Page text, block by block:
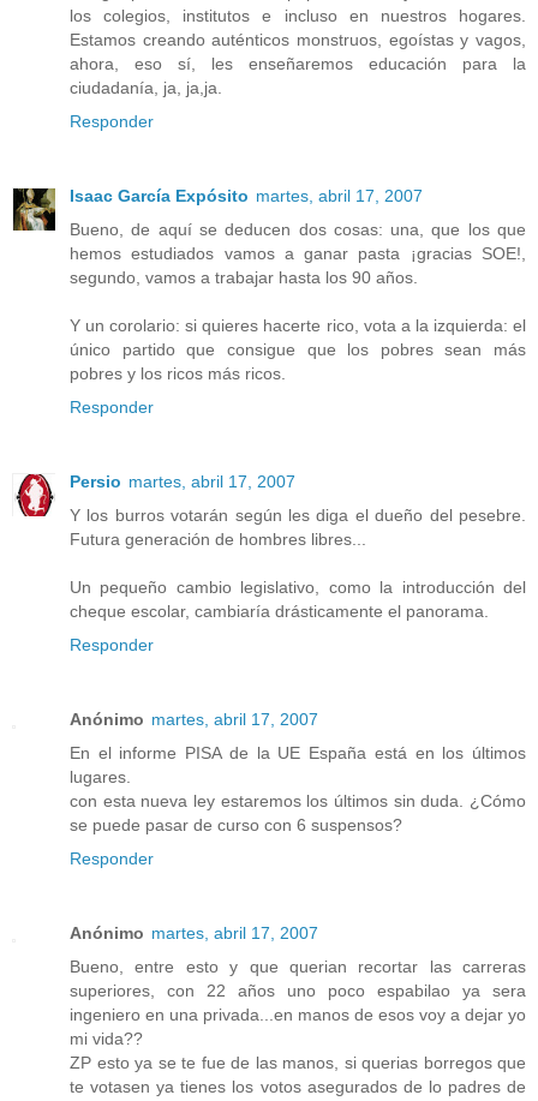
los colegios, institutos e incluso en nuestros hogares.
Estamos creando auténticos monstruos, egoístas y vagos,
ahora, eso sí, les enseñaremos educación para la
ciudadanía, ja, ja,ja.
Responder
Isaac García Expósito martes, abril 17, 2007
Bueno, de aquí se deducen dos cosas: una, que los que
hemos estudiados vamos a ganar pasta ¡gracias SOE!,
segundo, vamos a trabajar hasta los 90 años.
Y un corolario: si quieres hacerte rico, vota a la izquierda: el
único partido que consigue que los pobres sean más
pobres y los ricos más ricos.
Responder
Persio martes, abril 17, 2007
Y los burros votarán según les diga el dueño del pesebre.
Futura generación de hombres libres...
Un pequeño cambio legislativo, como la introducción del
cheque escolar, cambiaría drásticamente el panorama.
Responder
Anónimo martes, abril 17, 2007
En el informe PISA de la UE España está en los últimos
lugares.
con esta nueva ley estaremos los últimos sin duda. ¿Cómo
se puede pasar de curso con 6 suspensos?
Responder
Anónimo martes, abril 17, 2007
Bueno, entre esto y que querian recortar las carreras
superiores, con 22 años uno poco espabilao ya sera
ingeniero en una privada...en manos de esos voy a dejar yo
mi vida??
ZP esto ya se te fue de las manos, si querias borregos que
te votasen ya tienes los votos asegurados de lo padres de